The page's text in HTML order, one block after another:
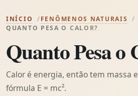
INÍCIO
FENÔMENOS NATURAIS
QUANTO PESA O CALOR?
Quanto Pesa o
Calor é energia, então tem massa
fórmula E = mc².